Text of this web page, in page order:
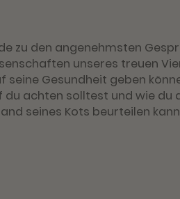
zu den angenehmsten
unseres treuen
Gesundheit geben
achten solltest und wie du
seines Kots beurteilen